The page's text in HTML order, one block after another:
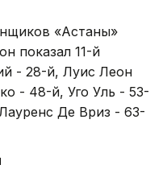
«Астаны»
показал 11-й
- 28-й, Луис Леон
- 48-й, Уго Уль - 53-
Де Вриз - 63-